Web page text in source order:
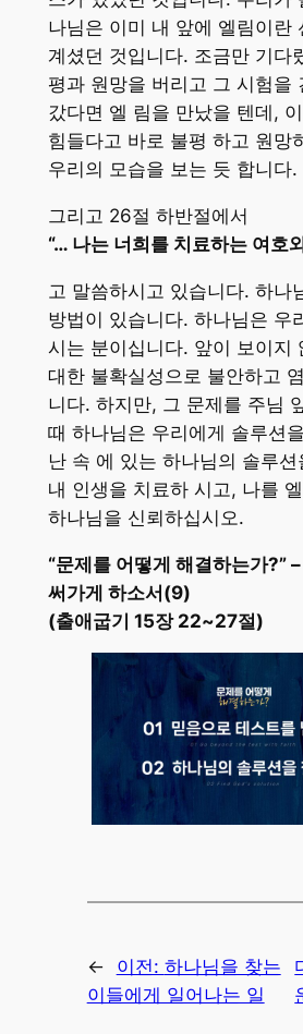
나님은 이미 내 앞에 엘림이란
계셨던 것입니다. 조금만 기다
평과 원망을 버리고 그 시험을
갔다면 엘 림을 만났을 텐데,
힘들다고 바로 불평 하고 원망
우리의 모습을 보는 듯 합니다.
그리고 26절 하반절에서
“… 나는 너희를 치료하는 여호
고 말씀하시고 있습니다. 하나
방법이 있습니다. 하나님은 우
시는 분이십니다. 앞이 보이지
대한 불확실성으로 불안하고
니다. 하지만, 그 문제를 주님
때 하나님은 우리에게 솔루션
난 속 에 있는 하나님의 솔루
내 인생을 치료하 시고, 나를
하나님을 신뢰하십시오.
“문제를 어떻게 해결하는가?”
써가게 하소서(9)
(출애굽기 15장 22~27절)
← 이전: 하나님을 찾는
이들에게 일어나는 일